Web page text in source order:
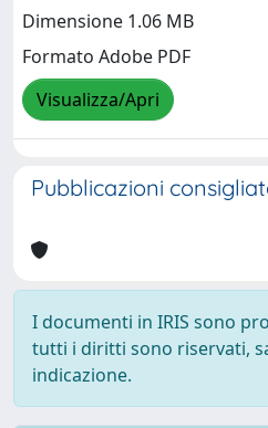
Dimensione 1.06 MB
Formato Adobe PDF
Visualizza/Apri
Pubblicazioni
I documenti in IRIS sono
tutti i diritti sono riservati,
indicazione.